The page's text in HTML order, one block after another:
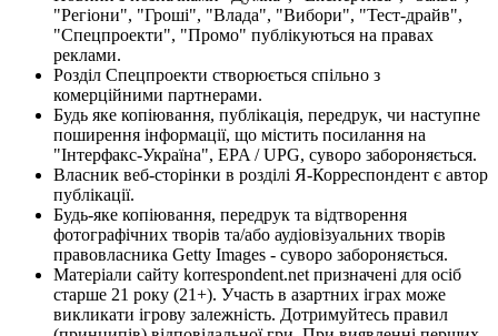
"Регіони", "Гроші", "Влада", "Вибори", "Тест-драйв",
"Спецпроекти", "Промо" публікуються на правах
реклами.
Розділ Спецпроекти створюється спільно з
комерційними партнерами.
Будь яке копіювання, публікація, передрук, чи наступне
поширення інформації, що містить посилання на
"Інтерфакс-Україна", EPA / UPG, суворо забороняється.
Власник веб-сторінки в розділі Я-Корреспондент є автор
публікації.
Будь-яке копіювання, передрук та відтворення
фотографічних творів та/або аудіовізуальних творів
правовласника Getty Images - суворо забороняється.
Матеріали сайту korrespondent.net призначені для осіб
старше 21 року (21+). Участь в азартних іграх може
викликати ігрову залежність. Дотримуйтесь правил